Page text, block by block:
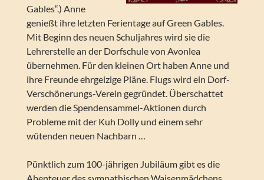
Gables“.) Anne
genießt ihre letzten Ferientage auf Green Gables.
Mit Beginn des neuen Schuljahres wird sie die
Lehrerstelle an der Dorfschule von Avonlea
übernehmen. Für den kleinen Ort haben Anne und
ihre Freunde ehrgeizige Pläne. Flugs wird ein Dorf-
Verschönerungs-Verein gegründet. Überschattet
werden die Spendensammel-Aktionen durch
Probleme mit der Kuh Dolly und einem sehr
wütenden neuen Nachbarn …
Pünktlich zum 100-jährigen Jubiläum gibt es die